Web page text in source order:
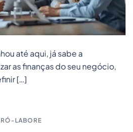
até aqui, já sabe a
as finanças do seu negócio,
[…]
LABORE